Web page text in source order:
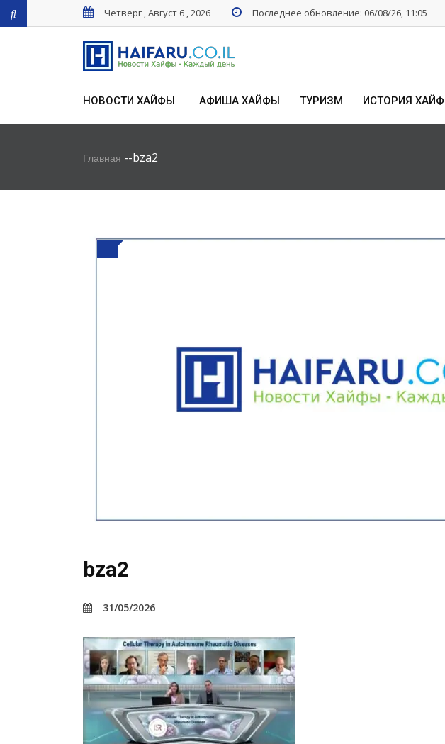
Четверг , Август 6 , 2026 Последнее обновление: 06/08/26, 11:05
НОВОСТИ ХАЙФЫ АФИША ХАЙФЫ ТУРИЗМ ИСТОРИЯ
Главная --bza2
bza2
31/05/2026